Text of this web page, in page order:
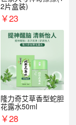
2片盒装)
￥23
隆力奇艾草香型蛇胆
花露水50ml
￥28